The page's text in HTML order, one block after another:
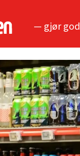
— gjør